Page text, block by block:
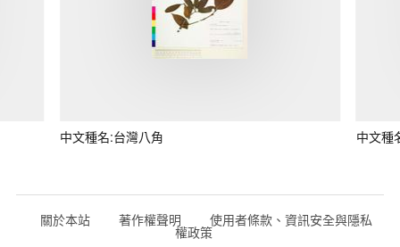
中文種名:台灣八角 中文種
關於本站 著作權聲明 使用者條款、資訊安全與隱私
權政策